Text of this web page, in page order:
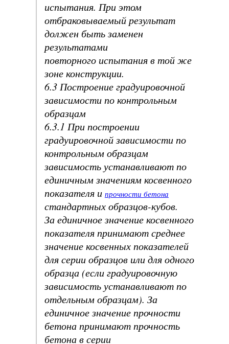
испытания. При этом
отбраковываемый результат
должен быть заменен
результатами
повторного испытания в той же
зоне конструкции.
6.3 Построение градуировочной
зависимости по контрольным
образцам
6.3.1 При построении
градуировочной зависимости по
контрольным образцам
зависимость устанавливают по
единичным значениям косвенного
показателя и прочности бетона
стандартных образцов-кубов.
За единичное значение косвенного
показателя принимают среднее
значение косвенных показателей
для серии образцов или для одного
образца (если градуировочную
зависимость устанавливают по
отдельным образцам). За
единичное значение прочности
бетона принимают прочность
бетона в серии